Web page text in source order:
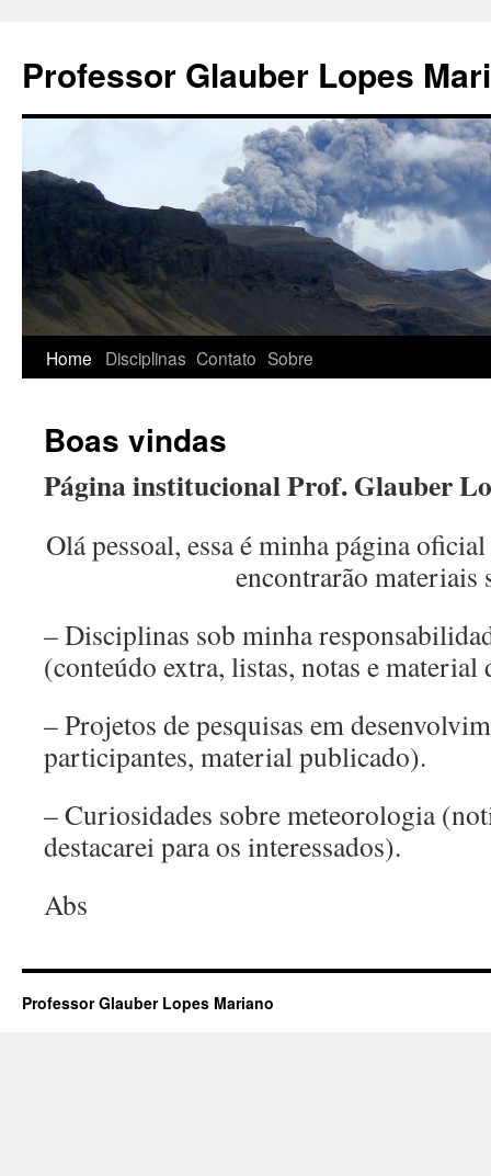
conteúdo
Professor Glauber Lopes
Home Disciplinas Contato Sobre
Boas vindas
Página institucional Prof. Glauber
Olá pessoal, essa é minha página
encontrarão materiais
– Disciplinas sob minha
(conteúdo extra, listas, notas e material
– Projetos de pesquisas em
participantes, material publicado).
– Curiosidades sobre meteorologia
destacarei para os interessados).
Abs
Professor Glauber Lopes Mariano